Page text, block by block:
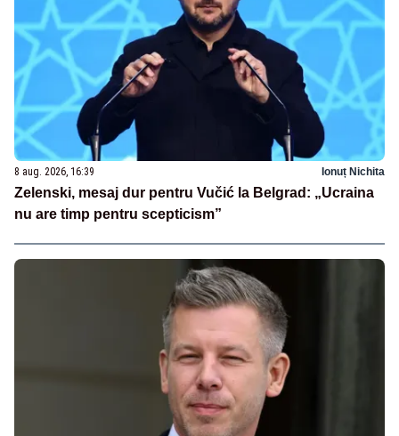
8 aug. 2026, 16:39 Ionuț Nichita
Zelenski, mesaj dur pentru Vučić la Belgrad: „Ucraina
nu are timp pentru scepticism”